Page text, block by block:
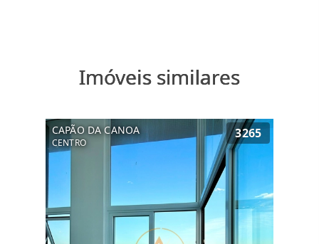
Imóveis similares
CAPÃO DA CANOA
CENTRO
3265